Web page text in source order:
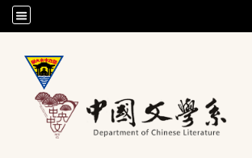
/accesskey"" title="Toolbar">:::